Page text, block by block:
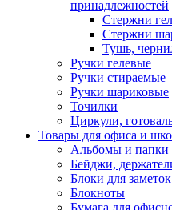
принадлежностей
Стержни
Стержни
Тушь,
Ручки гелевые
Ручки стираемые
Ручки шариковые
Точилки
Циркули,
Товары для офиса и
Альбомы и папки
Бейджи,
Блоки для заметок
Блокноты
Бумага для